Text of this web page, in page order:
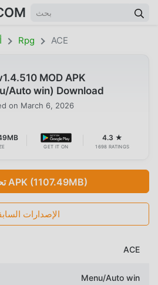
Rpg ACE
MOD APK
Auto win) Download
on March 6, 2026
GET IT ON
4.3 ★
1698 RATINGS
تحميل APK (1107.49MB)
الإصدارات
ACE
Menu/Auto win